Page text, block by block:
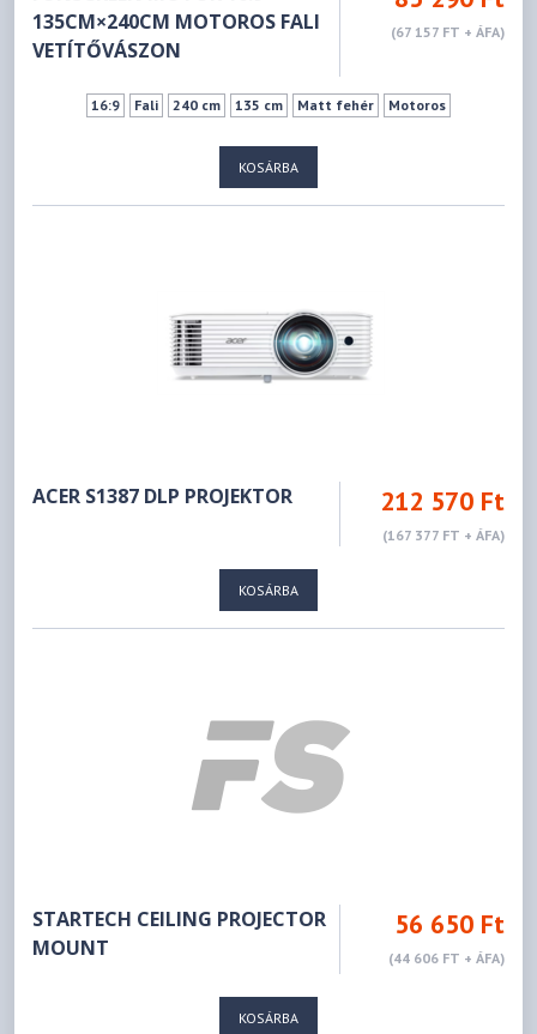
135CM×240CM MOTOROS FALI
VETÍTŐVÁSZON
(67 157 FT + ÁFA)
16:9 Fali 240 cm 135 cm Matt fehér Motoros
KOSÁRBA
ACER S1387 DLP PROJEKTOR 212 570 Ft
(167 377 FT + ÁFA)
KOSÁRBA
STARTECH CEILING PROJECTOR
MOUNT
56 650 Ft
(44 606 FT + ÁFA)
KOSÁRBA